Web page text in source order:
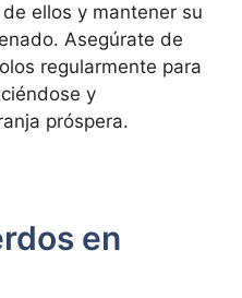
ellos y mantener su
Asegúrate de
regularmente⁤ para‌
y
próspera.
en